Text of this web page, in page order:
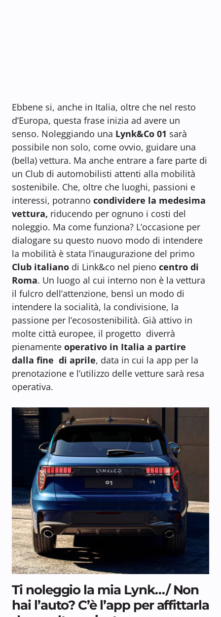
Ebbene si, anche in Italia, oltre che nel resto
d’Europa, questa frase inizia ad avere un
senso. Noleggiando una Lynk&Co 01 sarà
possibile non solo, come ovvio, guidare una
(bella) vettura. Ma anche entrare a fare parte di
un Club di automobilisti attenti alla mobilità
sostenibile. Che, oltre che luoghi, passioni e
interessi, potranno condividere la medesima
vettura, riducendo per ognuno i costi del
noleggio. Ma come funziona? L’occasione per
dialogare su questo nuovo modo di intendere
la mobilità è stata l’inaugurazione del primo
Club italiano di Link&co nel pieno centro di
Roma. Un luogo al cui interno non è la vettura
il fulcro dell’attenzione, bensì un modo di
intendere la socialità, la condivisione, la
passione per l’ecosostenibilità. Già attivo in
molte città europee, il progetto diverrà
pienamente operativo in Italia a partire
dalla fine di aprile, data in cui la app per la
prenotazione e l’utilizzo delle vetture sarà resa
operativa.
Ti noleggio la mia Lynk…/ Non
hai l’auto? C’è l’app per affittarla